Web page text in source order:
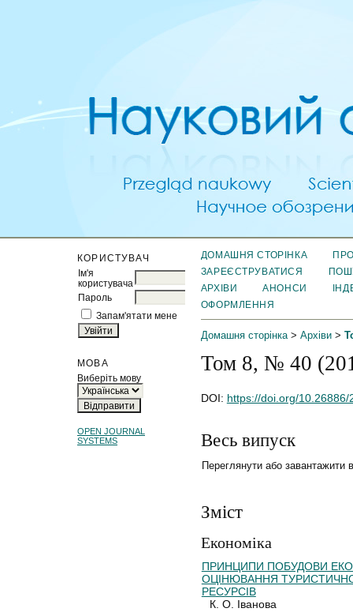
КОРИСТУВАЧ
Ім'я
користувача
Пароль
Запам'ятати мене
МОВА
Виберіть мову
OPEN JOURNAL
SYSTEMS
ДОМАШНЯ СТОРІНКА
ЗАРЕЄСТРУВАТИСЯ
АРХІВИ
АНОНСИ
ОФОРМЛЕННЯ
Домашня сторінка> Архіви>
Том 8, № 40
DOI: https://doi.org/10.26886/
Весь випуск
Переглянути або завантажити
Зміст
Економіка
ПРИНЦИПИ ПОБУДОВИ
ОЦІНЮВАННЯ
РЕСУРСІВ
К. О. Іванова